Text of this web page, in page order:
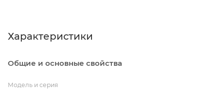
Характеристики
Общие и основные свойства
Модель и серия